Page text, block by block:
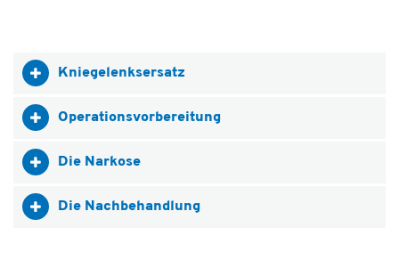
Kniegelenksersatz
Operationsvorbereitung
Die Narkose
Die Nachbehandlung